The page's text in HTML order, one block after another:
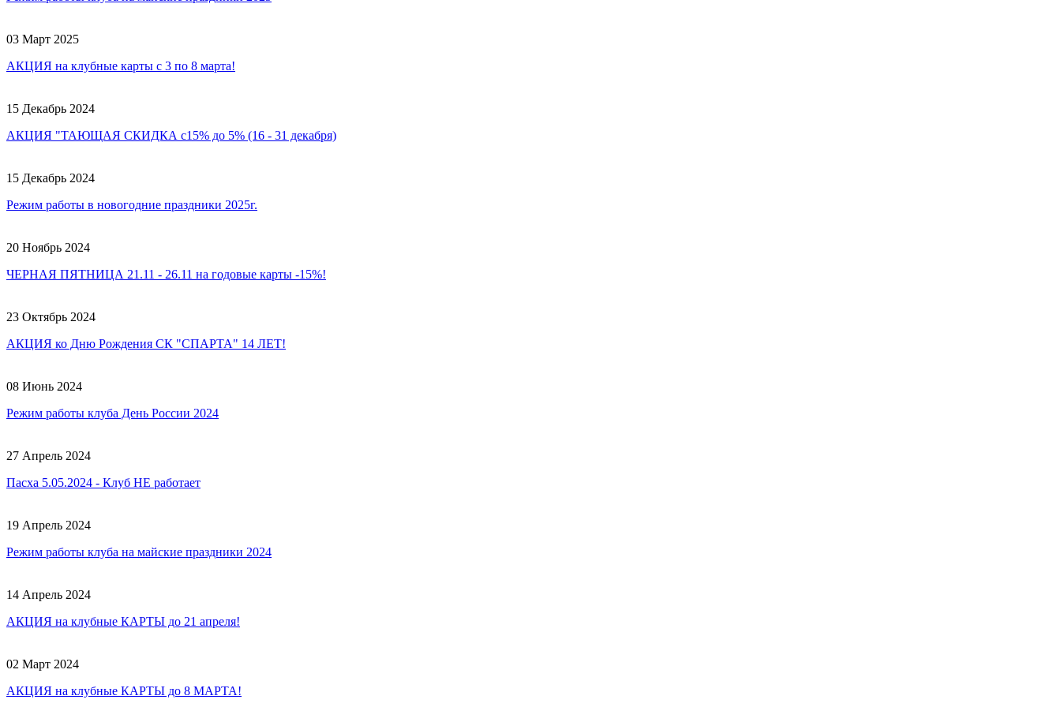
03 Март 2025
АКЦИЯ на клубные карты с 3 по 8 марта!
15 Декабрь 2024
АКЦИЯ "ТАЮЩАЯ СКИДКА с15% до 5% (16 - 31 декабря)
15 Декабрь 2024
Режим работы в новогодние праздники 2025г.
20 Ноябрь 2024
ЧЕРНАЯ ПЯТНИЦА 21.11 - 26.11 на годовые карты -15%!
23 Октябрь 2024
АКЦИЯ ко Дню Рождения СК "СПАРТА" 14 ЛЕТ!
08 Июнь 2024
Режим работы клуба День России 2024
27 Апрель 2024
Пасха 5.05.2024 - Клуб НЕ работает
19 Апрель 2024
Режим работы клуба на майские праздники 2024
14 Апрель 2024
АКЦИЯ на клубные КАРТЫ до 21 апреля!
02 Март 2024
АКЦИЯ на клубные КАРТЫ до 8 МАРТА!